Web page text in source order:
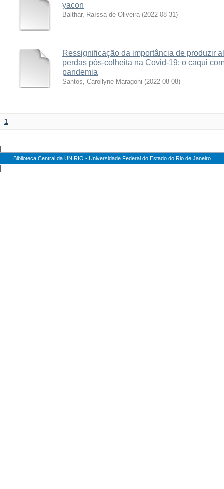
yacon
Balthar, Raíssa de Oliveira (2022-08-31)
Ressignificação da importância de produzir
perdas pós-colheita na Covid-19: o caqui
pandemia
Santos, Carollyne Maragoni (2022-08-08)
1
Biblioteca Central da UNIRIO - Universidade Federal do Estado do Rio de Janeiro